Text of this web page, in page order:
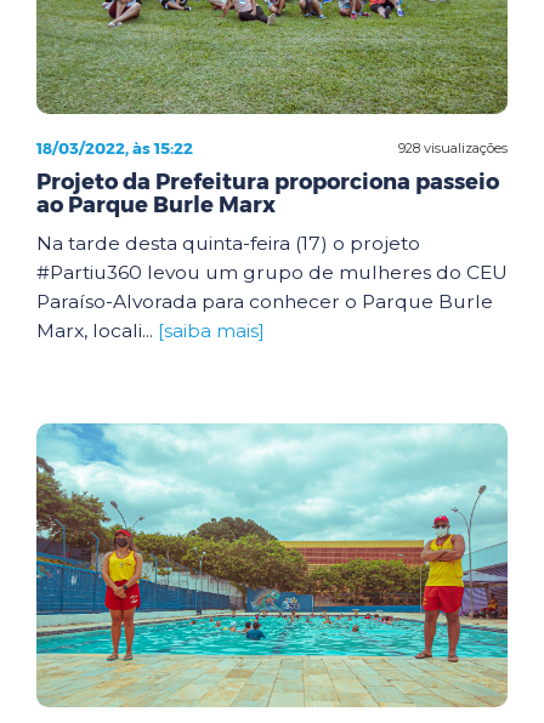
928 visualizações
18/03/2022, às 15:22
Projeto da Prefeitura proporciona passeio
ao Parque Burle Marx
Na tarde desta quinta-feira (17) o projeto
#Partiu360 levou um grupo de mulheres do CEU
Paraíso-Alvorada para conhecer o Parque Burle
Marx, locali... [saiba mais]